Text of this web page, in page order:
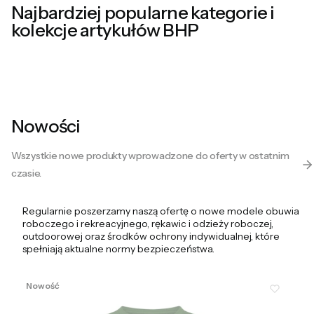
Najbardziej popularne kategorie i
kolekcje artykułów BHP
ochronne
i
robocze
ochronna
i
Nowości
Wszystkie nowe produkty wprowadzone do oferty w ostatnim
czasie.
Regularnie poszerzamy naszą ofertę o nowe modele obuwia
roboczego i rekreacyjnego, rękawic i odzieży roboczej,
outdoorowej oraz środków ochrony indywidualnej, które
spełniają aktualne normy bezpieczeństwa.
Nowość